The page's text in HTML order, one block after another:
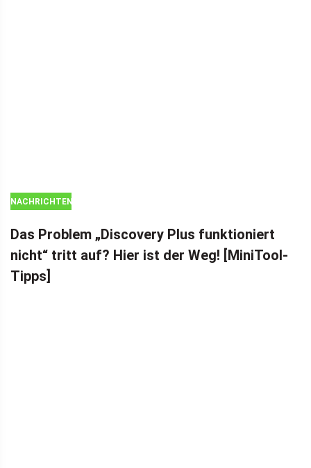
NACHRICHTEN
Das Problem „Discovery Plus funktioniert
nicht“ tritt auf? Hier ist der Weg! [MiniTool-
Tipps]